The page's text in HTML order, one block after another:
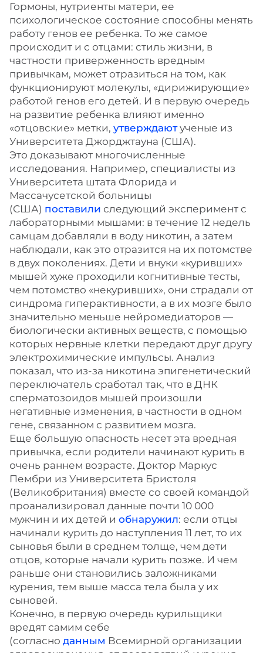
Гормоны, нутриенты матери, ее
психологическое состояние способны менять
работу генов ее ребенка. То же самое
происходит и с отцами: стиль жизни, в
частности приверженность вредным
привычкам, может отразиться на том, как
функционируют молекулы, «дирижирующие»
работой генов его детей. И в первую очередь
на развитие ребенка влияют именно
«отцовские» метки, утверждаютученые из
Университета Джорджтауна (США).
Это доказывают многочисленные
исследования. Например, специалисты из
Университета штата Флорида и
Массачусетской больницы
(США) поставили следующий эксперимент с
лабораторными мышами: в течение 12 недель
самцам добавляли в воду никотин, а затем
наблюдали, как это отразится на их потомстве
в двух поколениях. Дети и внуки «куривших»
мышей хуже проходили когнитивные тесты,
чем потомство «некуривших», они страдали от
синдрома гиперактивности, а в их мозге было
значительно меньше нейромедиаторов —
биологически активных веществ, с помощью
которых нервные клетки передают друг другу
электрохимические импульсы. Анализ
показал, что из-за никотина эпигенетический
переключатель сработал так, что в ДНК
сперматозоидов мышей произошли
негативные изменения, в частности в одном
гене, связанном с развитием мозга.
Еще большую опасность несет эта вредная
привычка, если родители начинают курить в
очень раннем возрасте. Доктор Маркус
Пембри из Университета Бристоля
(Великобритания) вместе со своей командой
проанализировал данные почти 10 000
мужчин и их детей и обнаружил: если отцы
начинали курить до наступления 11 лет, то их
сыновья были в среднем толще, чем дети
отцов, которые начали курить позже. И чем
раньше они становились заложниками
курения, тем выше масса тела была у их
сыновей.
Конечно, в первую очередь курильщики
вредят самим себе
(согласно данным Всемирной организации